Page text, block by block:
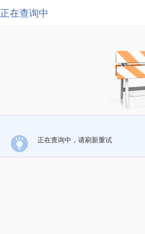
正在查询中
正在查询中，请刷新重试